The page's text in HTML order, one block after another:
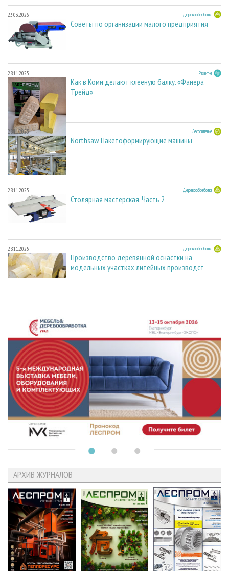
23.03.2026 Деревообработка
Советы по организации малого предприятия
28.11.2025 Развитие
Как в Коми делают клееную балку. «Фанера
Трейд»
28.11.2025 Лесопиление
Northsaw. Пакетоформирующие машины
28.11.2025 Деревообработка
Столярная мастерская. Часть 2
28.11.2025 Деревообработка
Производство деревянной оснастки на
модельных участках литейных производст
АРХИВ ЖУРНАЛОВ